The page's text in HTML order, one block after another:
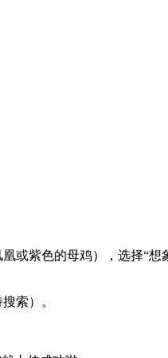
或紫色的母鸡），选择“
索）。